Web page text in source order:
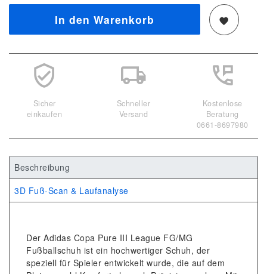
In den Warenkorb
Sicher
einkaufen
Schneller
Versand
Kostenlose
Beratung
0661-8697980
Beschreibung
3D Fuß-Scan & Laufanalyse
Der Adidas Copa Pure III League FG/MG
Fußballschuh ist ein hochwertiger Schuh, der
speziell für Spieler entwickelt wurde, die auf dem